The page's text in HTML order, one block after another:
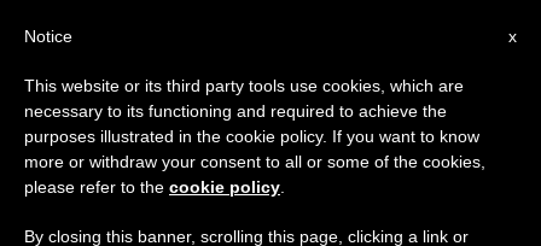
ETIQUETA
Posts Tagged
‘Comisaría De Policía
×
Aviso importante
Del 27 de julio al 7 de agosto haremos la pausa
anual, aprovechando que en el periodo de verano
se generan menos informaciones y también el
x
Notice
This website or its third party tools use cookies, which are
necessary to its functioning and required to achieve the
purposes illustrated in the cookie policy. If you want to know
more or withdraw your consent to all or some of the cookies,
please refer to the cookie policy
By closing this banner, scrolling this page, clicking a link or